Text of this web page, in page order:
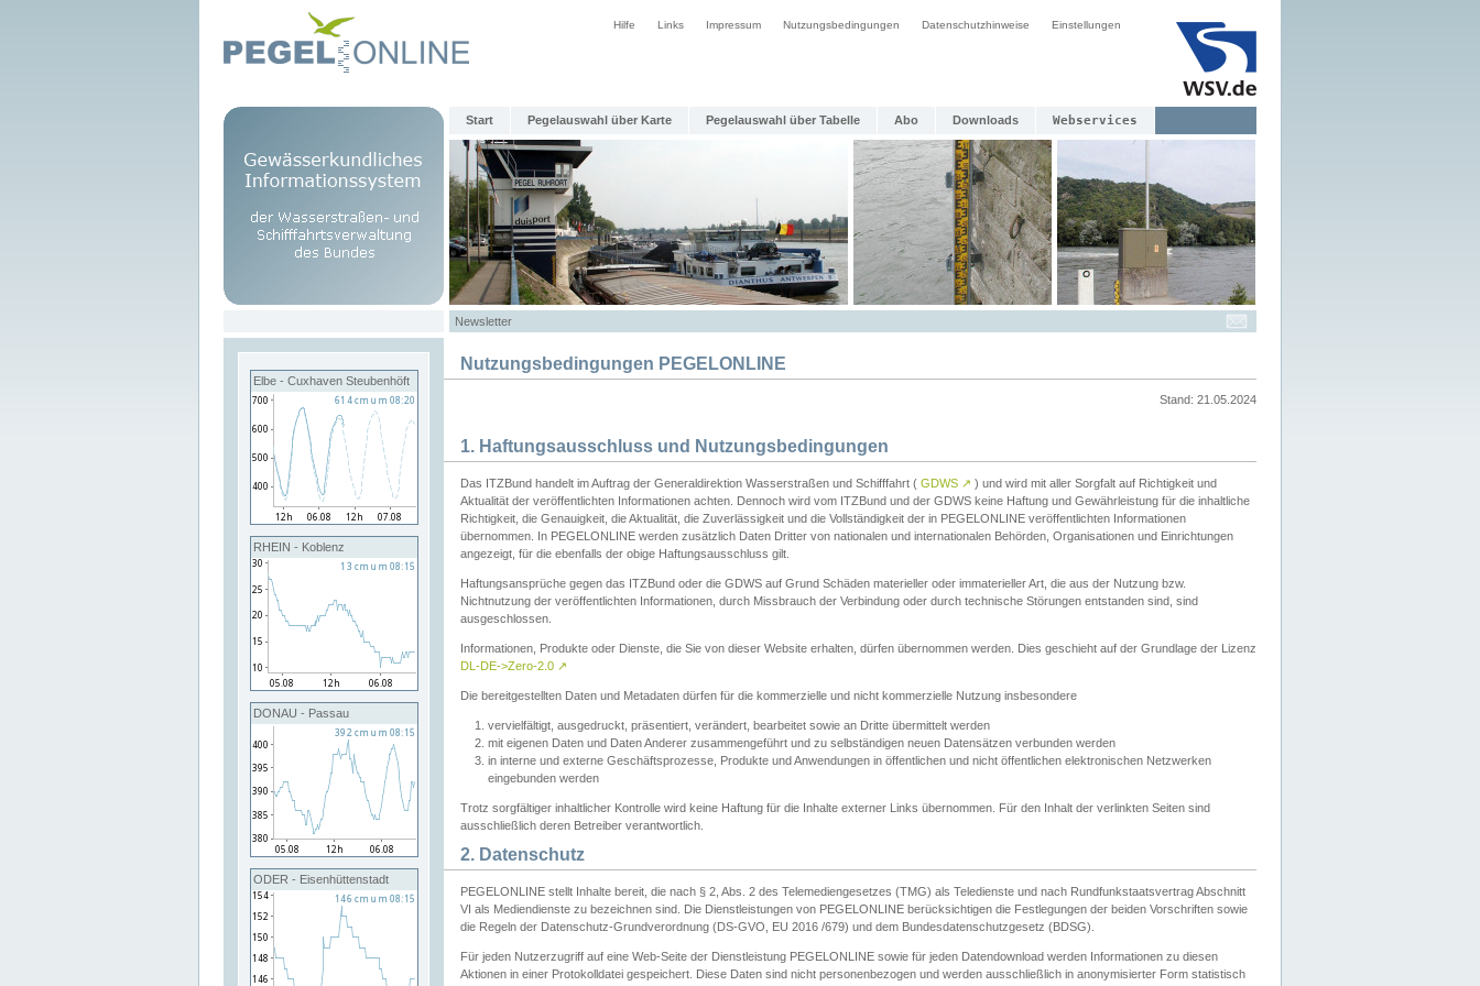
Hilfe Links Impressum Nutzungsbedingungen Datenschutzhinweise Einstellungen
Start Pegelauswahl über Karte Pegelauswahl über Tabelle Abo Downloads Webservices
Newsletter
Elbe - Cuxhaven Steubenhöft
RHEIN - Koblenz
DONAU - Passau
ODER - Eisenhüttenstadt
Nutzungsbedingungen PEGELONLINE
Stand: 21.05.2024
1. Haftungsausschluss und Nutzungsbedingungen
Das ITZBund handelt im Auftrag der Generaldirektion Wasserstraßen und Schifffahrt ( GDWS ↗ ) und wird mit aller Sorgfalt auf Richtigkeit und
Aktualität der veröffentlichten Informationen achten. Dennoch wird vom ITZBund und der GDWS keine Haftung und Gewährleistung für die inhaltliche
Richtigkeit, die Genauigkeit, die Aktualität, die Zuverlässigkeit und die Vollständigkeit der in PEGELONLINE veröffentlichten Informationen
übernommen. In PEGELONLINE werden zusätzlich Daten Dritter von nationalen und internationalen Behörden, Organisationen und Einrichtungen
angezeigt, für die ebenfalls der obige Haftungsausschluss gilt.
Haftungsansprüche gegen das ITZBund oder die GDWS auf Grund Schäden materieller oder immaterieller Art, die aus der Nutzung bzw.
Nichtnutzung der veröffentlichten Informationen, durch Missbrauch der Verbindung oder durch technische Störungen entstanden sind, sind
ausgeschlossen.
Informationen, Produkte oder Dienste, die Sie von dieser Website erhalten, dürfen übernommen werden. Dies geschieht auf der Grundlage der Lizenz
DL-DE->Zero-2.0 ↗
Die bereitgestellten Daten und Metadaten dürfen für die kommerzielle und nicht kommerzielle Nutzung insbesondere
vervielfältigt, ausgedruckt, präsentiert, verändert, bearbeitet sowie an Dritte übermittelt werden
mit eigenen Daten und Daten Anderer zusammengeführt und zu selbständigen neuen Datensätzen verbunden werden
in interne und externe Geschäftsprozesse, Produkte und Anwendungen in öffentlichen und nicht öffentlichen elektronischen Netzwerken
eingebunden werden
Trotz sorgfältiger inhaltlicher Kontrolle wird keine Haftung für die Inhalte externer Links übernommen. Für den Inhalt der verlinkten Seiten sind
ausschließlich deren Betreiber verantwortlich.
2. Datenschutz
PEGELONLINE stellt Inhalte bereit, die nach § 2, Abs. 2 des Telemediengesetzes (TMG) als Teledienste und nach Rundfunkstaatsvertrag Abschnitt
VI als Mediendienste zu bezeichnen sind. Die Dienstleistungen von PEGELONLINE berücksichtigen die Festlegungen der beiden Vorschriften sowie
die Regeln der Datenschutz-Grundverordnung (DS-GVO, EU 2016 /679) und dem Bundesdatenschutzgesetz (BDSG).
Für jeden Nutzerzugriff auf eine Web-Seite der Dienstleistung PEGELONLINE sowie für jeden Datendownload werden Informationen zu diesen
Aktionen in einer Protokolldatei gespeichert. Diese Daten sind nicht personenbezogen und werden ausschließlich in anonymisierter Form statistisch